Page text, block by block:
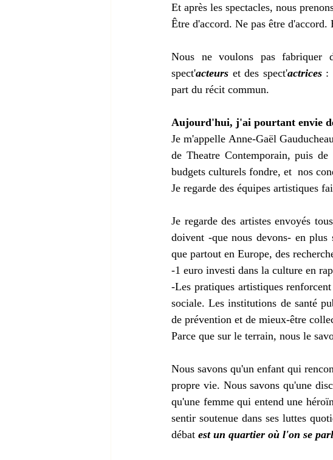
Et après les spectacles, nous
Être d'accord. Ne pas être d'accord.
Nous ne voulons pas fabriquer
spect'acteurs et des spect'actrices :
part du récit commun.
Aujourd'hui, j'ai pourtant envie
Je m'appelle Anne-Gaël
de Theatre Contemporain, puis
budgets culturels fondre, et  nos
Je regarde des équipes artistiques
Je regarde des artistes envoyés
doivent -que nous devons- en
que partout en Europe, des
-1 euro investi dans la culture en
-Les pratiques artistiques
sociale. Les institutions de santé
de prévention et de mieux-être
Parce que sur le terrain, nous le
Nous savons qu'un enfant qui
propre vie. Nous savons qu'une
qu'une femme qui entend une
sentir soutenue dans ses luttes
débat est un quartier où l'on se